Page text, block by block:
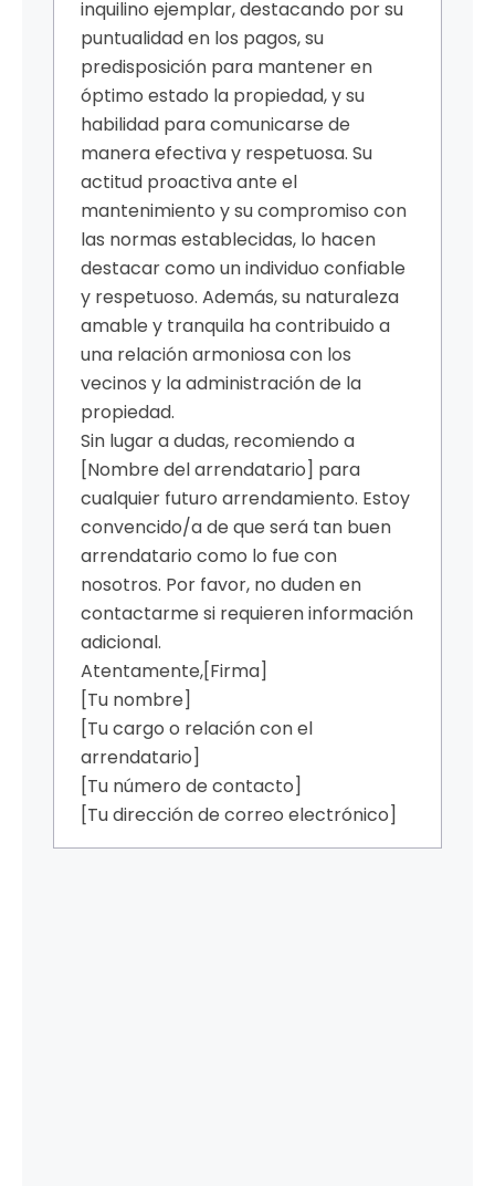
inquilino ejemplar, destacando por su
puntualidad en los pagos, su
predisposición para mantener en
óptimo estado la propiedad, y su
habilidad para comunicarse de
manera efectiva y respetuosa. Su
actitud proactiva ante el
mantenimiento y su compromiso con
las normas establecidas, lo hacen
destacar como un individuo confiable
y respetuoso. Además, su naturaleza
amable y tranquila ha contribuido a
una relación armoniosa con los
vecinos y la administración de la
propiedad.
Sin lugar a dudas, recomiendo a
[Nombre del arrendatario] para
cualquier futuro arrendamiento. Estoy
convencido/a de que será tan buen
arrendatario como lo fue con
nosotros. Por favor, no duden en
contactarme si requieren información
adicional.
Atentamente,[Firma]
[Tu nombre]
[Tu cargo o relación con el
arrendatario]
[Tu número de contacto]
[Tu dirección de correo electrónico]